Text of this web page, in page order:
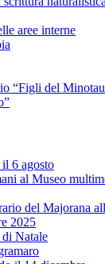
aree interne
“Figli del
6 agosto
al Museo
del Majorana
2025
Natale